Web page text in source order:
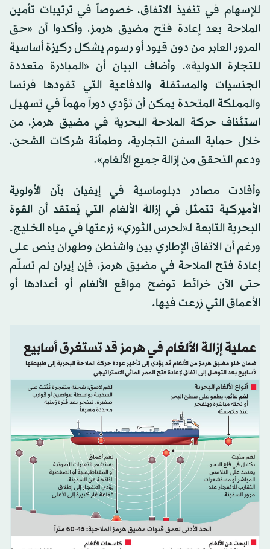
للإسهام في تنفيذ الاتفاق، خصوصاً في ترتيبات تأمين
الملاحة بعد إعادة فتح مضيق هرمز، وأكدوا أن «حق
المرور العابر من دون قيود أو رسوم يشكل ركيزة أساسية
للتجارة الدولية». وأضاف البيان أن «المبادرة متعددة
الجنسيات والمستقلة والدفاعية التي تقودها فرنسا
والمملكة المتحدة يمكن أن تؤدي دوراً مهماً في تسهيل
استئناف حركة الملاحة البحرية في مضيق هرمز، من
خلال حماية السفن التجارية، وطمأنة شركات الشحن،
ودعم التحقق من إزالة جميع الألغام».
وأفادت مصادر دبلوماسية في إيفيان بأن الأولوية
الأميركية تتمثل في إزالة الألغام التي يُعتقد أن القوة
البحرية التابعة لـ«لحرس الثوري» زرعتها في مياه الخليج.
ورغم أن الاتفاق الإطاري بين واشنطن وطهران ينص على
إعادة فتح الملاحة في مضيق هرمز، فإن إيرانلم تسلّم
حتى الآن خرائط توضح مواقع الألغام أو أعدادها أو
الأعماق التي زرعت فيها.